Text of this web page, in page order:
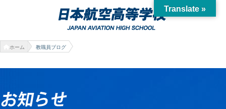
ホーム 教職員ブログ
Translate »